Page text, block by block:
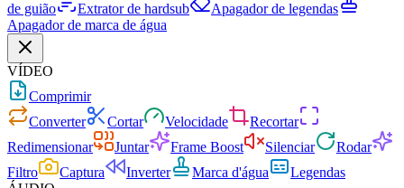
de guião
Extrator de hardsub
Apagador de legendas
Apagador de marca de água
VÍDEO
Comprimir
Converter
Cortar Velocidade
Recortar
Redimensionar
Juntar Frame Boost Silenciar
Rodar
Filtro
Captura Inverter Marca d'água
Legendas